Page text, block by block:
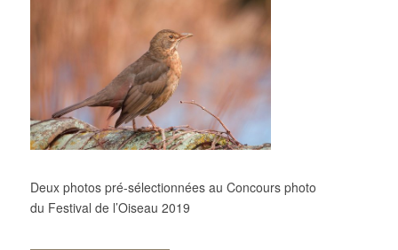
Deux photos pré-sélectionnées au Concours photo
du Festival de l’Oiseau 2019